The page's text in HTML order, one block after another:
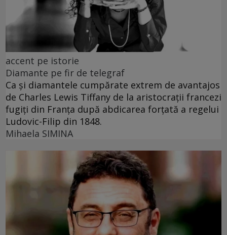
accent pe istorie
Diamante pe fir de telegraf
Ca și diamantele cumpărate extrem de avantajos
de Charles Lewis Tiffany de la aristocrații francezi
fugiți din Franța după abdicarea forțată a regelui
Ludovic-Filip din 1848.
Mihaela SIMINA